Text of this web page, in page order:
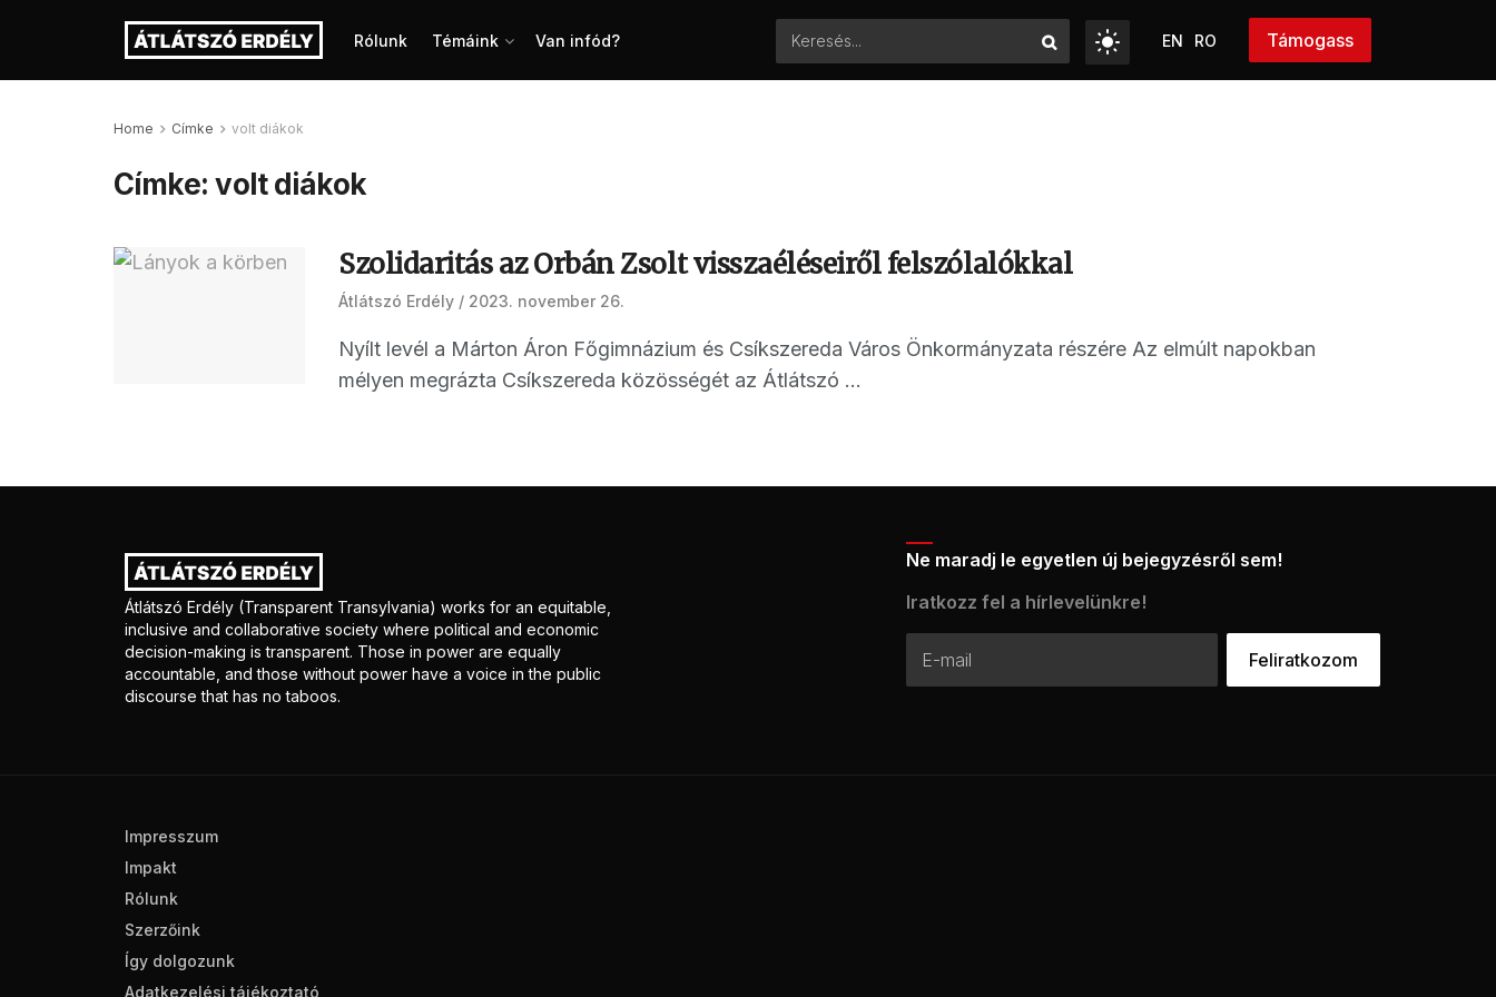
Rólunk Témáink Van infód? EN RO Támogass
Home Címke volt diákok
Címke:volt diákok
Szolidaritás az Orbán Zsolt visszaéléseiről felszólalókkal
Átlátszó Erdély 2023. november 26.
Nyílt levél a Márton Áron Főgimnázium és Csíkszereda Város Önkormányzata részére Az elmúlt napokban
mélyen megrázta Csíkszereda közösségét az Átlátszó ...
Átlátszó Erdély (Transparent Transylvania) works for an equitable,
inclusive and collaborative society where political and economic
decision-making is transparent. Those in power are equally
accountable, and those without power have a voice in the public
discourse that has no taboos.
Ne maradj le egyetlen új bejegyzésről sem!
Iratkozz fel a hírlevelünkre!
Impresszum
Impakt
Rólunk
Szerzőink
Így dolgozunk
Adatkezelési tájékoztató